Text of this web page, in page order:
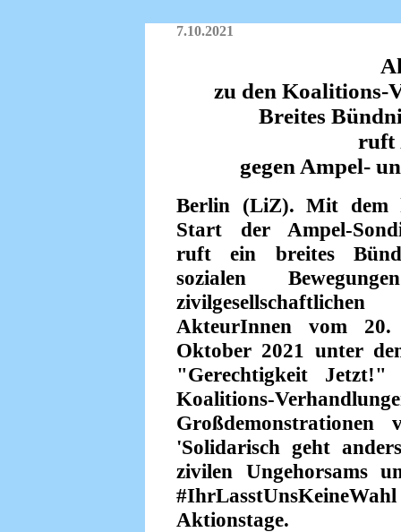
7.10.2021
zu den Koalitions-
Breites
ruft
gegen Ampel-
Berlin (LiZ). Mit dem
Start der Ampel-
ruft ein breites
sozialen
zivilgesellschaftlichen
AkteurInnen vom
Oktober 2021 unter
"Gerechtigkeit
Koalitions-
'Solidarisch geht
zivilen Ungehorsams
Aktionstage.